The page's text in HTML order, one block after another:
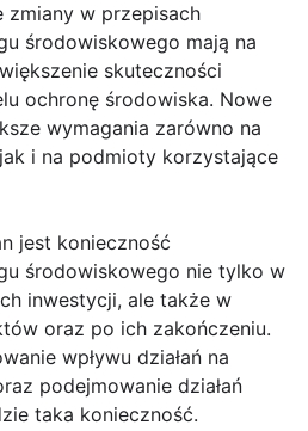
zmiany w przepisach
środowiskowego mają na
skuteczności
ochronę środowiska. Nowe
wymagania zarówno na
i na podmioty korzystające
jest konieczność
środowiskowego nie tylko w
inwestycji, ale także w
oraz po ich zakończeniu.
wpływu działań na
podejmowanie działań
taka konieczność.